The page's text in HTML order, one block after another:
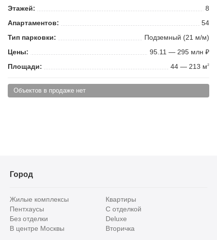
Этажей:
8
Апартаментов:
54
Тип парковки:
Подземный (21 м/м)
Цены:
95.11 — 295 млн ₽
Площади:
44 — 213 м2
Объектов в продаже нет
Город
Жилые комплексы
Квартиры
Пентхаусы
С отделкой
Без отделки
Deluxe
В центре Москвы
Вторичка